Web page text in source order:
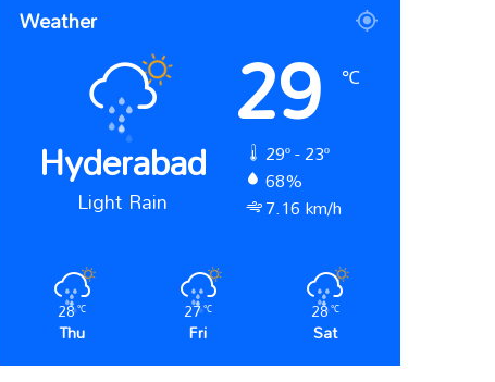
Weather
Hyderabad
Light Rain
29 ℃
29º - 23º
68%
7.16 km/h
28℃
Thu
27℃
Fri
28℃
Sat